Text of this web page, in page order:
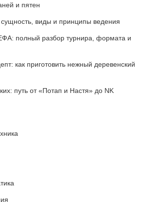
и пятен
виды и принципы ведения
полный разбор турнира, формата и
как приготовить нежный деревенский
путь от «Потап и Настя» до NK